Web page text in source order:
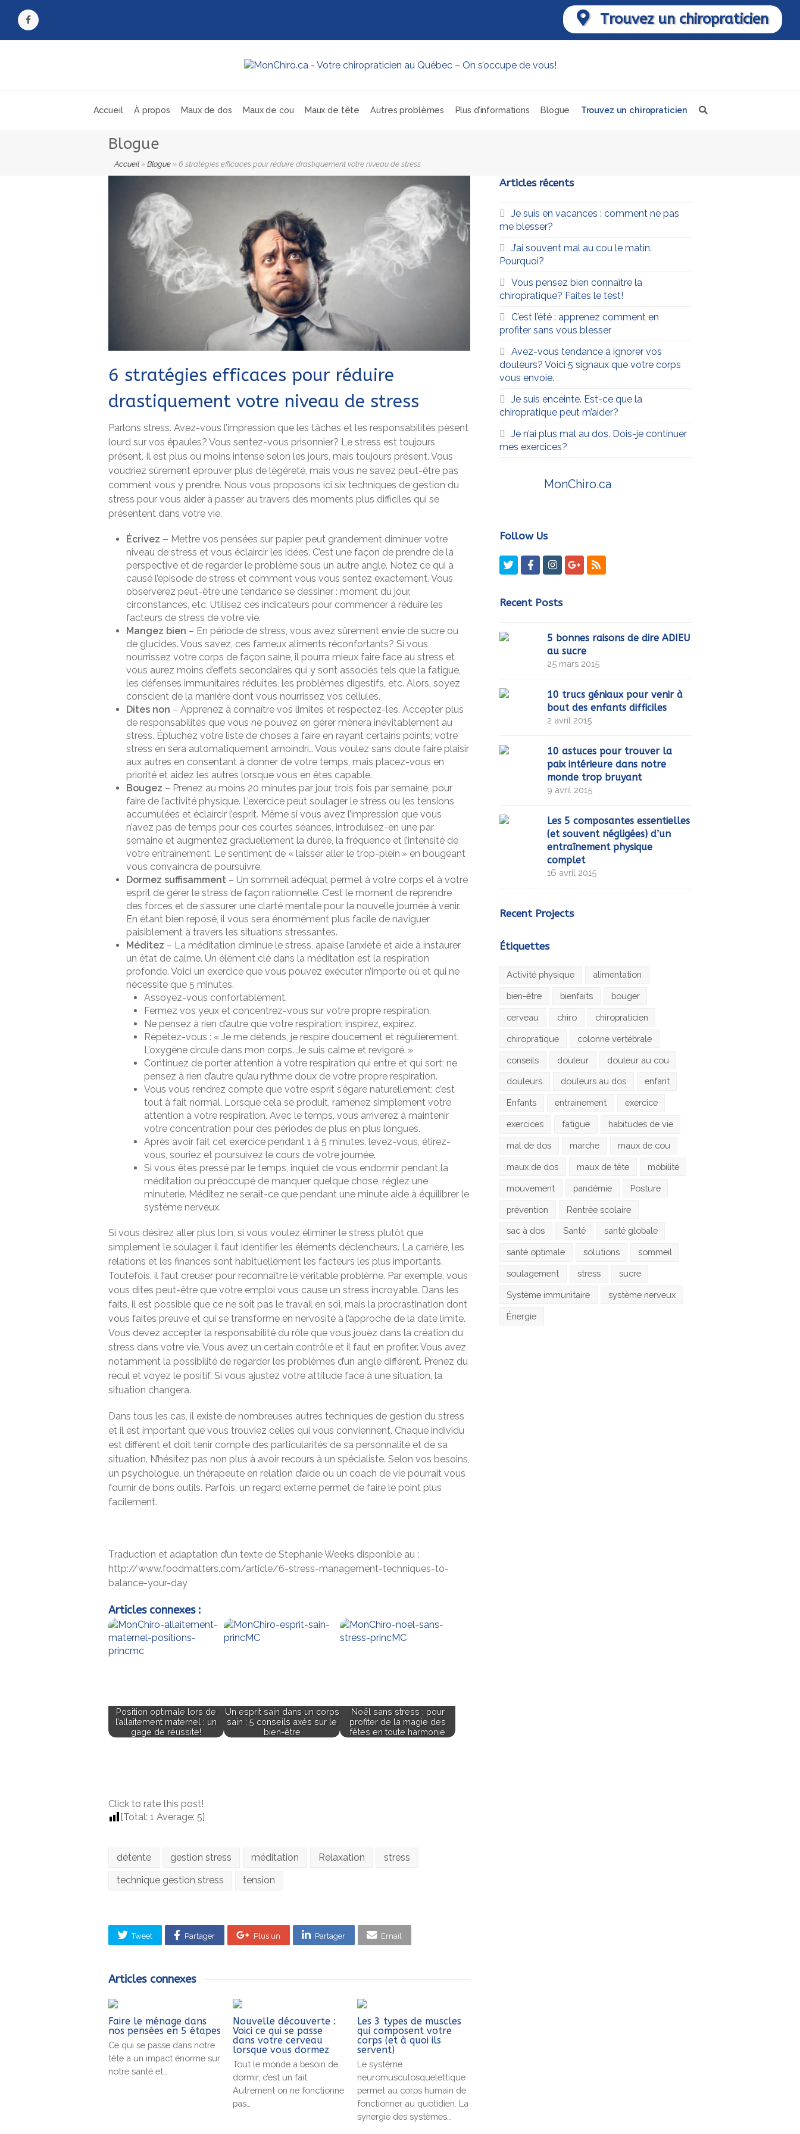
Trouvez un chiropraticien
Facebook
Accueil À propos Maux de dos Maux de cou Maux de tête Autres problèmes Plus d’informations Blogue Trouvez un chiropraticien
Blogue
Accueil » Blogue » 6 stratégies efficaces pour réduire drastiquement votre niveau de stress
6 stratégies efficaces pour réduire
drastiquement votre niveau de stress
Parlons stress. Avez-vous l’impression que les tâches et les responsabilités pèsent
lourd sur vos épaules? Vous sentez-vous prisonnier? Le stress est toujours
présent. Il est plus ou moins intense selon les jours, mais toujours présent. Vous
voudriez sûrement éprouver plus de légèreté, mais vous ne savez peut-être pas
comment vous y prendre. Nous vous proposons ici six techniques de gestion du
stress pour vous aider à passer au travers des moments plus difficiles qui se
présentent dans votre vie.
Écrivez – Mettre vos pensées sur papier peut grandement diminuer votre
niveau de stress et vous éclaircir les idées. C’est une façon de prendre de la
perspective et de regarder le problème sous un autre angle. Notez ce qui a
causé l’épisode de stress et comment vous vous sentez exactement. Vous
observerez peut-être une tendance se dessiner : moment du jour,
circonstances, etc. Utilisez ces indicateurs pour commencer à réduire les
facteurs de stress de votre vie.
Mangez bien – En période de stress, vous avez sûrement envie de sucre ou
de glucides. Vous savez, ces fameux aliments réconfortants? Si vous
nourrissez votre corps de façon saine, il pourra mieux faire face au stress et
vous aurez moins d’effets secondaires qui y sont associés tels que la fatigue,
les défenses immunitaires réduites, les problèmes digestifs, etc. Alors, soyez
conscient de la manière dont vous nourrissez vos cellules.
Dites non – Apprenez à connaître vos limites et respectez-les. Accepter plus
de responsabilités que vous ne pouvez en gérer mènera inévitablement au
stress. Épluchez votre liste de choses à faire en rayant certains points; votre
stress en sera automatiquement amoindri… Vous voulez sans doute faire plaisir
aux autres en consentant à donner de votre temps, mais placez-vous en
priorité et aidez les autres lorsque vous en êtes capable.
Bougez – Prenez au moins 20 minutes par jour, trois fois par semaine, pour
faire de l’activité physique. L’exercice peut soulager le stress ou les tensions
accumulées et éclaircir l’esprit. Même si vous avez l’impression que vous
n’avez pas de temps pour ces courtes séances, introduisez-en une par
semaine et augmentez graduellement la durée, la fréquence et l’intensité de
votre entraînement. Le sentiment de « laisser aller le trop-plein » en bougeant
vous convaincra de poursuivre.
Dormez suffisamment – Un sommeil adéquat permet à votre corps et à votre
esprit de gérer le stress de façon rationnelle. C’est le moment de reprendre
des forces et de s’assurer une clarté mentale pour la nouvelle journée à venir.
En étant bien reposé, il vous sera énormément plus facile de naviguer
paisiblement à travers les situations stressantes.
Méditez – La méditation diminue le stress, apaise l’anxiété et aide à instaurer
un état de calme. Un élément clé dans la méditation est la respiration
profonde. Voici un exercice que vous pouvez exécuter n’importe où et qui ne
nécessite que 5 minutes.
Assoyez-vous confortablement.
Fermez vos yeux et concentrez-vous sur votre propre respiration.
Ne pensez à rien d’autre que votre respiration; inspirez, expirez.
Répétez-vous : « Je me détends, je respire doucement et régulièrement.
L’oxygène circule dans mon corps. Je suis calme et revigoré. »
Continuez de porter attention à votre respiration qui entre et qui sort; ne
pensez à rien d’autre qu’au rythme doux de votre propre respiration.
Vous vous rendrez compte que votre esprit s’égare naturellement; c’est
tout à fait normal. Lorsque cela se produit, ramenez simplement votre
attention à votre respiration. Avec le temps, vous arriverez à maintenir
votre concentration pour des périodes de plus en plus longues.
Après avoir fait cet exercice pendant 1 à 5 minutes, levez-vous, étirez-
vous, souriez et poursuivez le cours de votre journée.
Si vous êtes pressé par le temps, inquiet de vous endormir pendant la
méditation ou préoccupé de manquer quelque chose, réglez une
minuterie. Méditez ne serait-ce que pendant une minute aide à équilibrer le
système nerveux.
Si vous désirez aller plus loin, si vous voulez éliminer le stress plutôt que
simplement le soulager, il faut identifier les éléments déclencheurs. La carrière, les
relations et les finances sont habituellement les facteurs les plus importants.
Toutefois, il faut creuser pour reconnaître le véritable problème. Par exemple, vous
vous dites peut-être que votre emploi vous cause un stress incroyable. Dans les
faits, il est possible que ce ne soit pas le travail en soi, mais la procrastination dont
vous faites preuve et qui se transforme en nervosité à l’approche de la date limite.
Vous devez accepter la responsabilité du rôle que vous jouez dans la création du
stress dans votre vie. Vous avez un certain contrôle et il faut en profiter. Vous avez
notamment la possibilité de regarder les problèmes d’un angle différent. Prenez du
recul et voyez le positif. Si vous ajustez votre attitude face à une situation, la
situation changera.
Dans tous les cas, il existe de nombreuses autres techniques de gestion du stress
et il est important que vous trouviez celles qui vous conviennent. Chaque individu
est différent et doit tenir compte des particularités de sa personnalité et de sa
situation. N’hésitez pas non plus à avoir recours à un spécialiste. Selon vos besoins,
un psychologue, un thérapeute en relation d’aide ou un coach de vie pourrait vous
fournir de bons outils. Parfois, un regard externe permet de faire le point plus
facilement.
Traduction et adaptation d’un texte de Stephanie Weeks disponible au :
http://www.foodmatters.com/article/6-stress-management-techniques-to-
balance-your-day
Articles connexes :
Position optimale lors de
l’allaitement maternel : un
gage de réussite!
Un esprit sain dans un corps
sain : 5 conseils axés sur le
bien-être
Noël sans stress : pour
profiter de la magie des
fêtes en toute harmonie
Click to rate this post!
[Total: 1 Average: 5]
détente gestion stress méditation Relaxation stress
technique gestion stress tension
Tweet Partager Plus un Partager Email
Articles connexes
Faire le ménage dans
nos pensées en 5 étapes
Ce qui se passe dans notre
tête a un impact énorme sur
notre santé et…
Nouvelle découverte :
Voici ce qui se passe
dans votre cerveau
lorsque vous dormez
Tout le monde a besoin de
dormir, c’est un fait.
Autrement on ne fonctionne
pas…
Les 3 types de muscles
qui composent votre
corps (et à quoi ils
servent)
Le système
neuromusculosquelettique
permet au corps humain de
fonctionner au quotidien. La
synergie des systèmes…
Articles récents
Je suis en vacances : comment ne pas
me blesser?
J’ai souvent mal au cou le matin.
Pourquoi?
Vous pensez bien connaître la
chiropratique? Faites le test!
C’est l’été : apprenez comment en
profiter sans vous blesser
Avez-vous tendance à ignorer vos
douleurs? Voici 5 signaux que votre corps
vous envoie.
Je suis enceinte. Est-ce que la
chiropratique peut m’aider?
Je n’ai plus mal au dos. Dois-je continuer
mes exercices?
MonChiro.ca
Follow Us
TwitterFacebookInstagramGooglePlus
RSS
Recent Posts
5 bonnes raisons de dire ADIEU
au sucre
25 mars 2015
10 trucs géniaux pour venir à
bout des enfants difficiles
2 avril 2015
10 astuces pour trouver la
paix intérieure dans notre
monde trop bruyant
9 avril 2015
Les 5 composantes essentielles
(et souvent négligées) d’un
entraînement physique
complet
16 avril 2015
Recent Projects
Étiquettes
Activité physique alimentation
bien-être bienfaits bouger
cerveau chiro chiropraticien
chiropratique colonne vertébrale
conseils douleur douleur au cou
douleurs douleurs au dos enfant
Enfants entrainement exercice
exercices fatigue habitudes de vie
mal de dos marche maux de cou
maux de dos maux de tête mobilité
mouvement pandémie Posture
prévention Rentrée scolaire
sac à dos Santé santé globale
santé optimale solutions sommeil
soulagement stress sucre
Système immunitaire système nerveux
Énergie